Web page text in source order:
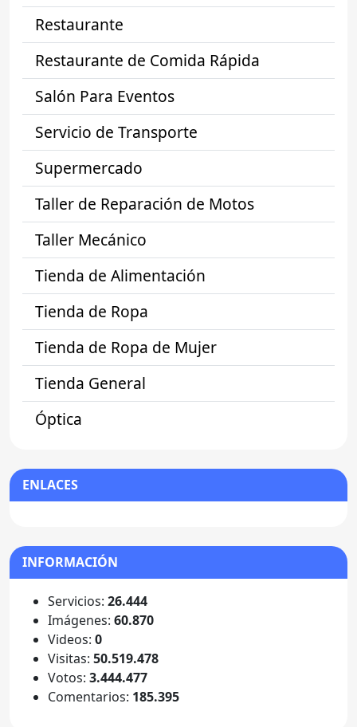
Restaurante
Restaurante de Comida Rápida
Salón Para Eventos
Servicio de Transporte
Supermercado
Taller de Reparación de Motos
Taller Mecánico
Tienda de Alimentación
Tienda de Ropa
Tienda de Ropa de Mujer
Tienda General
Óptica
ENLACES
INFORMACIÓN
Servicios: 26.444
Imágenes: 60.870
Videos: 0
Visitas: 50.519.478
Votos: 3.444.477
Comentarios: 185.395